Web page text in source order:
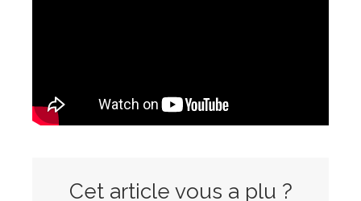
Cet article vous a plu ?